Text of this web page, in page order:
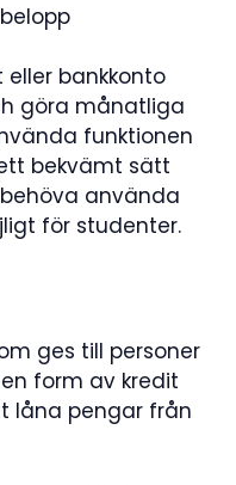
eller bankkonto
göra månatliga
funktionen
bekvämt sätt
använda
för studenter.
ges till personer
form av kredit
låna pengar från